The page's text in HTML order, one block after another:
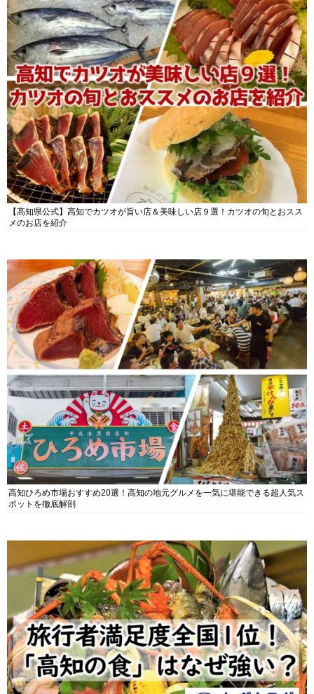
【高知県公式】高知でカツオが旨い店＆美味しい店９選！カツオの旬とおスス
メのお店を紹介
高知ひろめ市場おすすめ20選！高知の地元グルメを一気に堪能できる超人気ス
ポットを徹底解剖